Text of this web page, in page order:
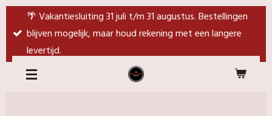
direct
de
hoofdinhoud
🌴 Vakantiesluiting 31 juli t/m 31 augustus. Bestellingen
blijven mogelijk, maar houd rekening met een langere
levertijd.